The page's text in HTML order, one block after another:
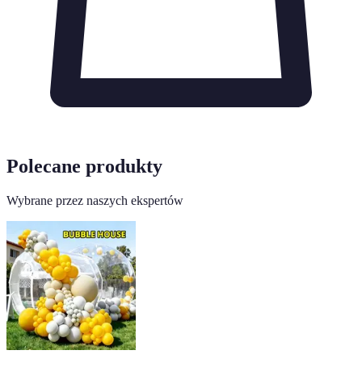
Polecane produkty
Wybrane przez naszych ekspertów